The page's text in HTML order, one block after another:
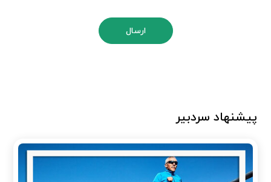
ارسال
پیشنهاد سردبیر